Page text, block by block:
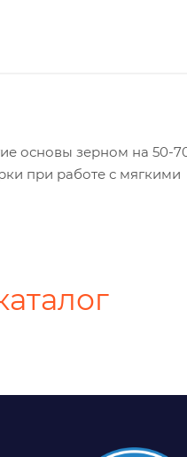
основы зерном на 50-
при работе с мягкими